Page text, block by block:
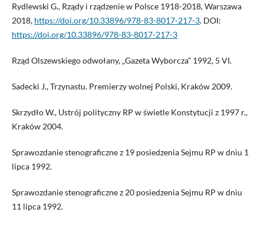
Rydlewski G., Rządy i rządzenie w Polsce 1918-2018, Warszawa
2018, https://doi.org/10.33896/978-83-8017-217-3. DOI:
https://doi.org/10.33896/978-83-8017-217-3
Rząd Olszewskiego odwołany, „Gazeta Wyborcza” 1992, 5 VI.
Sadecki J., Trzynastu. Premierzy wolnej Polski, Kraków 2009.
Skrzydło W., Ustrój polityczny RP w świetle Konstytucji z 1997 r.,
Kraków 2004.
Sprawozdanie stenograficzne z 19 posiedzenia Sejmu RP w dniu 1
lipca 1992.
Sprawozdanie stenograficzne z 20 posiedzenia Sejmu RP w dniu
11 lipca 1992.